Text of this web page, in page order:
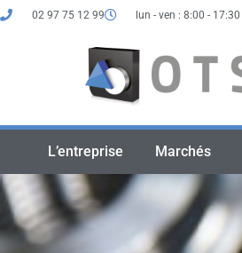
02 97 75 12 99 lun - ven : 8:00 - 17:30
L’entreprise Marchés